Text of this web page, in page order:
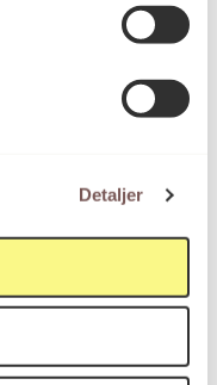
Detaljer